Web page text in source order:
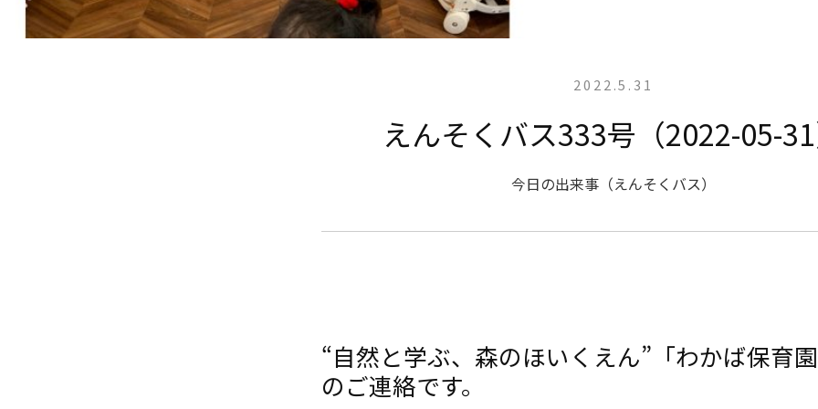
2022.5.31
えんそくバス333号（2022-05-31
今日の出来事（えんそくバス）
“自然と学ぶ、森のほいくえん”「わかば保育
のご連絡です。